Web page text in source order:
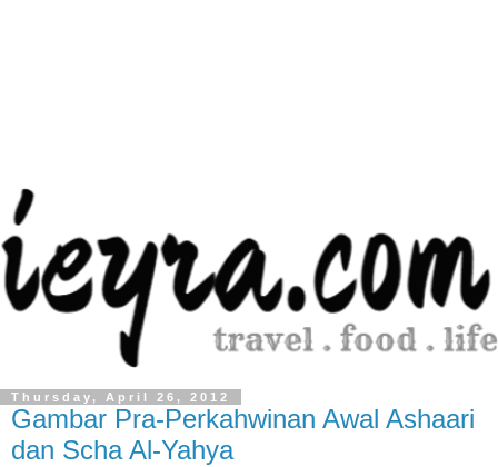
Thursday, April 26, 2012
Gambar Pra-Perkahwinan Awal Ashaari
dan Scha Al-Yahya